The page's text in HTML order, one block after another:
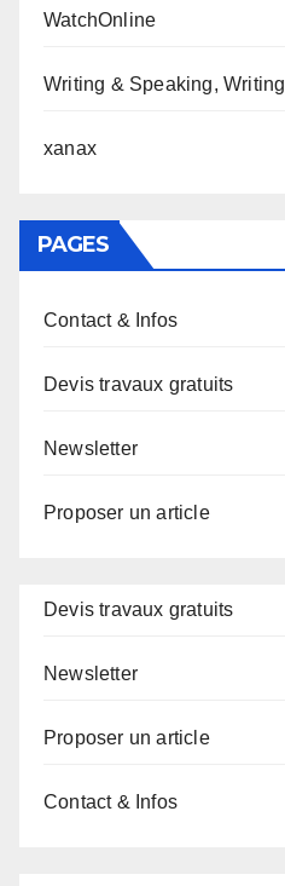
WatchOnline
Writing & Speaking, Writing
xanax
PAGES
Contact & Infos
Devis travaux gratuits
Newsletter
Proposer un article
Devis travaux gratuits
Newsletter
Proposer un article
Contact & Infos